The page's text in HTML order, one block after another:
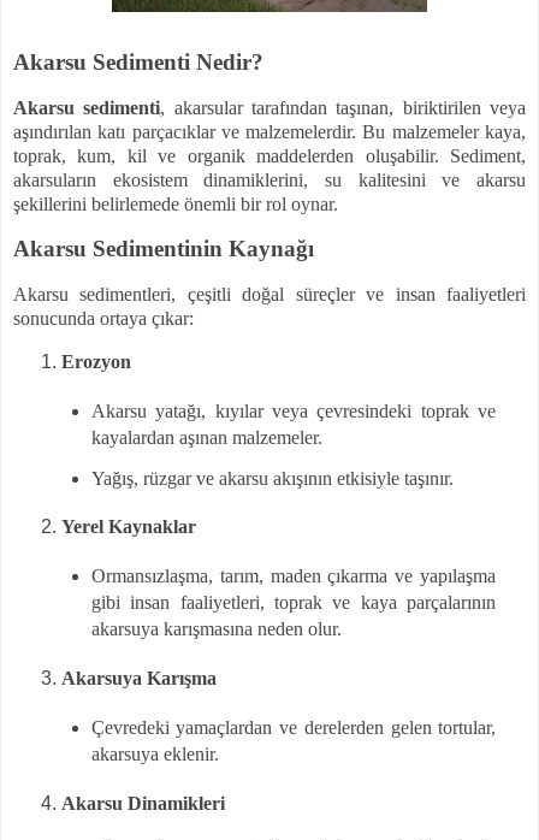
Akarsu Sedimenti Nedir?
Akarsu sedimenti, akarsular tarafından taşınan, biriktirilen veya
aşındırılan katı parçacıklar ve malzemelerdir. Bu malzemeler kaya,
toprak, kum, kil ve organik maddelerden oluşabilir. Sediment,
akarsuların ekosistem dinamiklerini, su kalitesini ve akarsu
şekillerini belirlemede önemli bir rol oynar.
Akarsu Sedimentinin Kaynağı
Akarsu sedimentleri, çeşitli doğal süreçler ve insan faaliyetleri
sonucunda ortaya çıkar:
Erozyon
Akarsu yatağı, kıyılar veya çevresindeki toprak ve
kayalardan aşınan malzemeler.
Yağış, rüzgar ve akarsu akışının etkisiyle taşınır.
Yerel Kaynaklar
Ormansızlaşma, tarım, maden çıkarma ve yapılaşma
gibi insan faaliyetleri, toprak ve kaya parçalarının
akarsuya karışmasına neden olur.
Akarsuya Karışma
Çevredeki yamaçlardan ve derelerden gelen tortular,
akarsuya eklenir.
Akarsu Dinamikleri